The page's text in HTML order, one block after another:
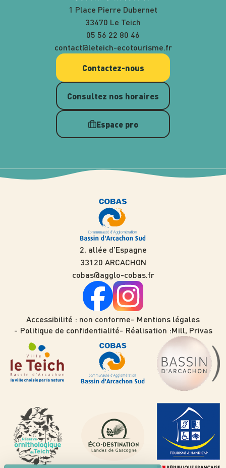
1 Place Pierre Dubernet
33470 Le Teich
05 56 22 80 46
contact@leteich-ecotourisme.fr
Contactez-nous
Consultez nos horaires
Espace pro
2, allée d’Espagne
33120 ARCACHON
cobas@agglo-cobas.fr
Accessibilité : non conforme
Mentions légales
Politique de confidentialité
Réalisation :Mill, Privas